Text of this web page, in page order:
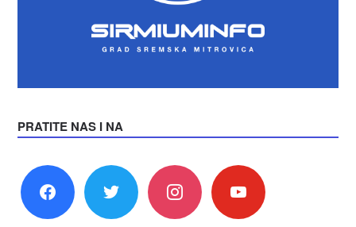
PRATITE NAS I NA
facebook twitter instagram youtube